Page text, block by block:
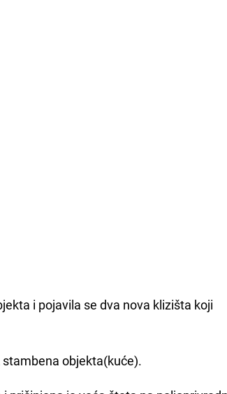
i pojavila se dva nova klizišta koji
stambena objekta(kuće).